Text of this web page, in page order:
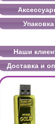
Упаковка
Наши
Доставка и